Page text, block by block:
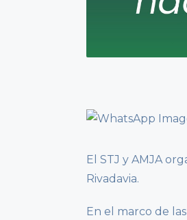
El STJ y AMJA
Rivadavia.
En el marco de